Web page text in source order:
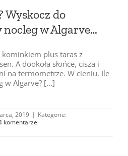
Wyskocz do
w Algarve…
kominkiem plus taras z
A dookoła słońce, cisza i
na termometrze. W cieniu. Ile
w Algarve? [...]
2019 | Kategorie:
komentarze